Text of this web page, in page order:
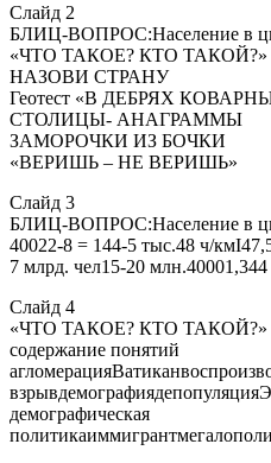
Слайд 2
БЛИЦ-ВОПРОС:Население в
«ЧТО ТАКОЕ? КТО ТАКОЙ?»
НАЗОВИ СТРАНУ
Геотест «В ДЕБРЯХ
СТОЛИЦЫ- АНАГРАММЫ
ЗАМОРОЧКИ ИЗ БОЧКИ
«ВЕРИШЬ – НЕ ВЕРИШЬ»
Слайд 3
БЛИЦ-ВОПРОС:Население в
40022-8 = 144-5 тыс.48 ч/
7 млрд. чел15-20
Слайд 4
«ЧТО ТАКОЕ? КТО ТАКОЙ?»
содержание понятий
демографическая